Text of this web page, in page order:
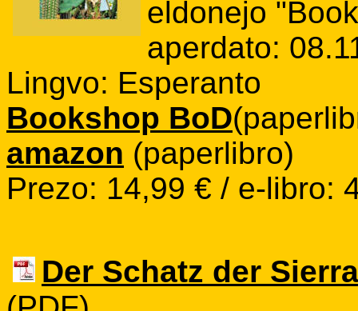
eldonejo
aperdato:
Lingvo: Esperanto
Bookshop BoD
amazon (paperlibro)
Prezo: 14,99 € / e-libro:
Der Schatz der